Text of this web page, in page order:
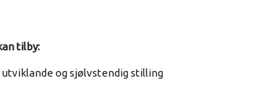
tilby:
utviklande og sjølvstendig stilling